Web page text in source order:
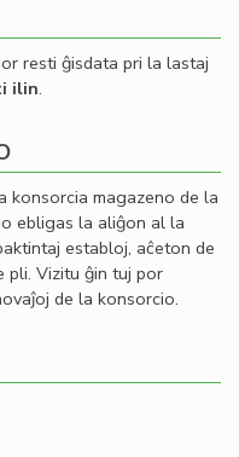
resti ĝisdata pri la lastaj
ilin.
konsorcia magazeno de la
ebligas la aliĝon al la
establoj, aĉeton de
pli. Vizitu ĝin tuj por
de la konsorcio.